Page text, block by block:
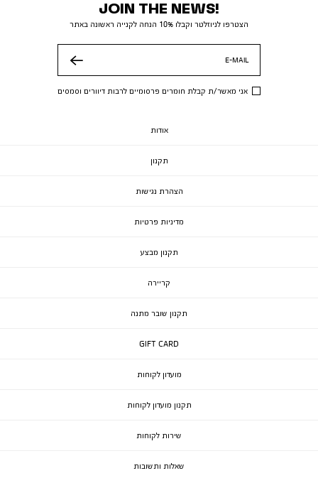
JOIN THE NEWS!
הצטרפו לניוזלטר וקבלו 10% הנחה לקנייה ראשונה באתר
E-MAIL
אני מאשר/ת קבלת חומרים פרסומיים לרבות דיוורים וסמסים
אודות
תקנון
הצהרת נגישות
מדיניות פרטיות
תקנון מבצע
קריירה
תקנון שובר מתנה
GIFT CARD
מועדון לקוחות
תקנון מועדון לקוחות
שירות לקוחות
שאלות ותשובות